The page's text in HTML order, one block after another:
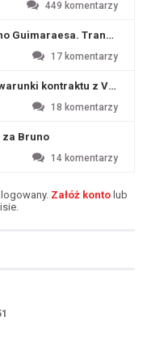
449 komentarzy
Guimaraesa. Transfer
17 komentarzy
kontraktu z
18 komentarzy
za Bruno
14 komentarzy
Załóż kontolub